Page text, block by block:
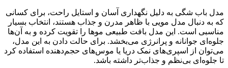
مدل باب شگی به دلیل نگهداری آسان و استایل راحت، برای کسانی
که به دنبال مدل مویی با ظاهر مدرن و جذاب هستند، انتخاب بسیار
مناسبی است. این مدل بافت طبیعی موها را تقویت کرده و به آن‌ها
جلوه‌ای جوانانه و پرانرژی می‌بخشد. برای حالت دادن به این مدل،
می‌توان از اسپری‌های نمک دریا یا موس‌های حجم‌دهنده استفاده کرد
تا جلوه‌ای بی‌نظم و جذاب‌تر داشته باشد.